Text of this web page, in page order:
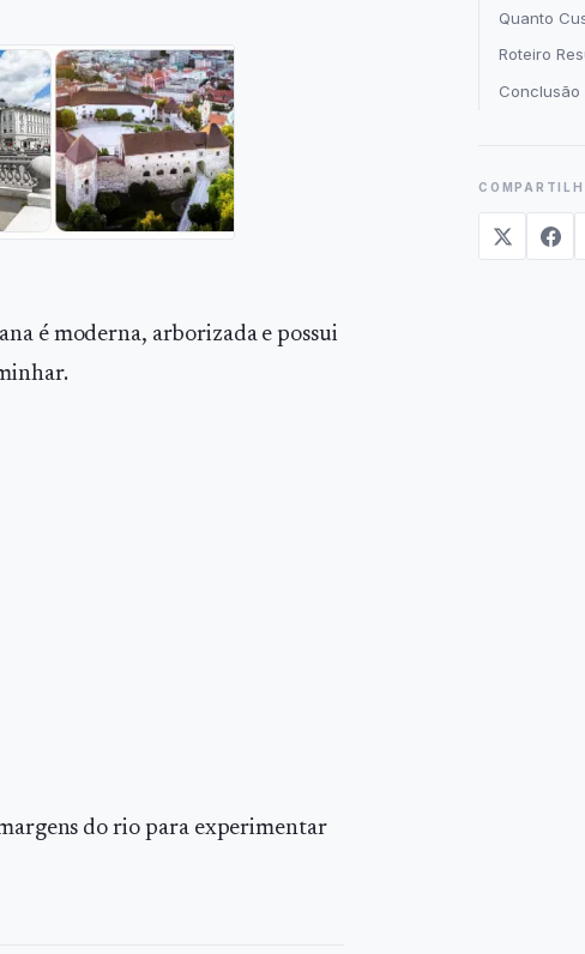
é moderna, arborizada e possui
do rio para experimentar
Quanto
Roteiro
Conclusão